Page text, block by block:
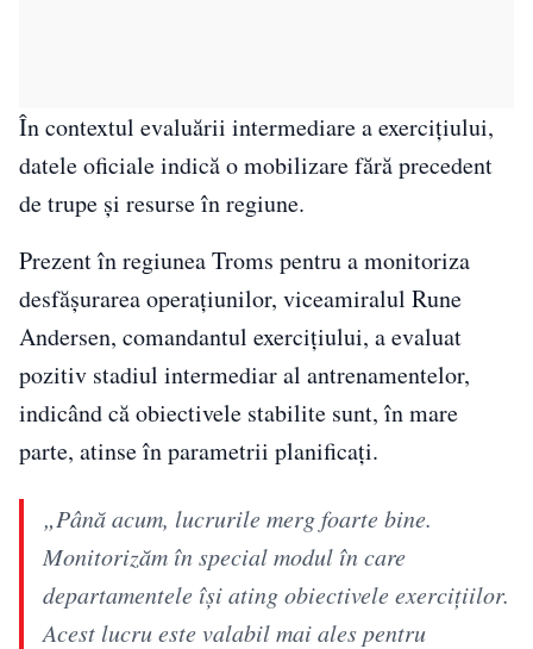
În contextul evaluării intermediare a exercițiului,
datele oficiale indică o mobilizare fără precedent
de trupe și resurse în regiune.
Prezent în regiunea Troms pentru a monitoriza
desfășurarea operațiunilor, viceamiralul Rune
Andersen, comandantul exercițiului, a evaluat
pozitiv stadiul intermediar al antrenamentelor,
indicând că obiectivele stabilite sunt, în mare
parte, atinse în parametrii planificați.
„Până acum, lucrurile merg foarte bine.
Monitorizăm în special modul în care
departamentele își ating obiectivele exercițiilor.
Acest lucru este valabil mai ales pentru